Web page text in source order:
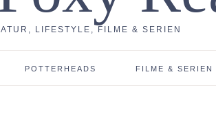
LIFESTYLE, FILME & SERIEN
POTTERHEADS FILME & SERIEN